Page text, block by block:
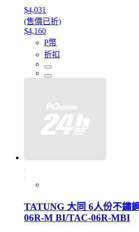
$4,031
(售價已折)
$4,160
P幣
折扣
TATUNG 大同 6人份不鏽
06R-M BI/TAC-06R-MBI